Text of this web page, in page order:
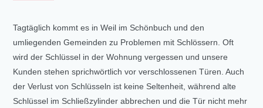
Tagtäglich kommt es in Weil im Schönbuch und den
umliegenden Gemeinden zu Problemen mit Schlössern. Oft
wird der Schlüssel in der Wohnung vergessen und unsere
Kunden stehen sprichwörtlich vor verschlossenen Türen. Auch
der Verlust von Schlüsseln ist keine Seltenheit, während alte
Schlüssel im Schließzylinder abbrechen und die Tür nicht mehr